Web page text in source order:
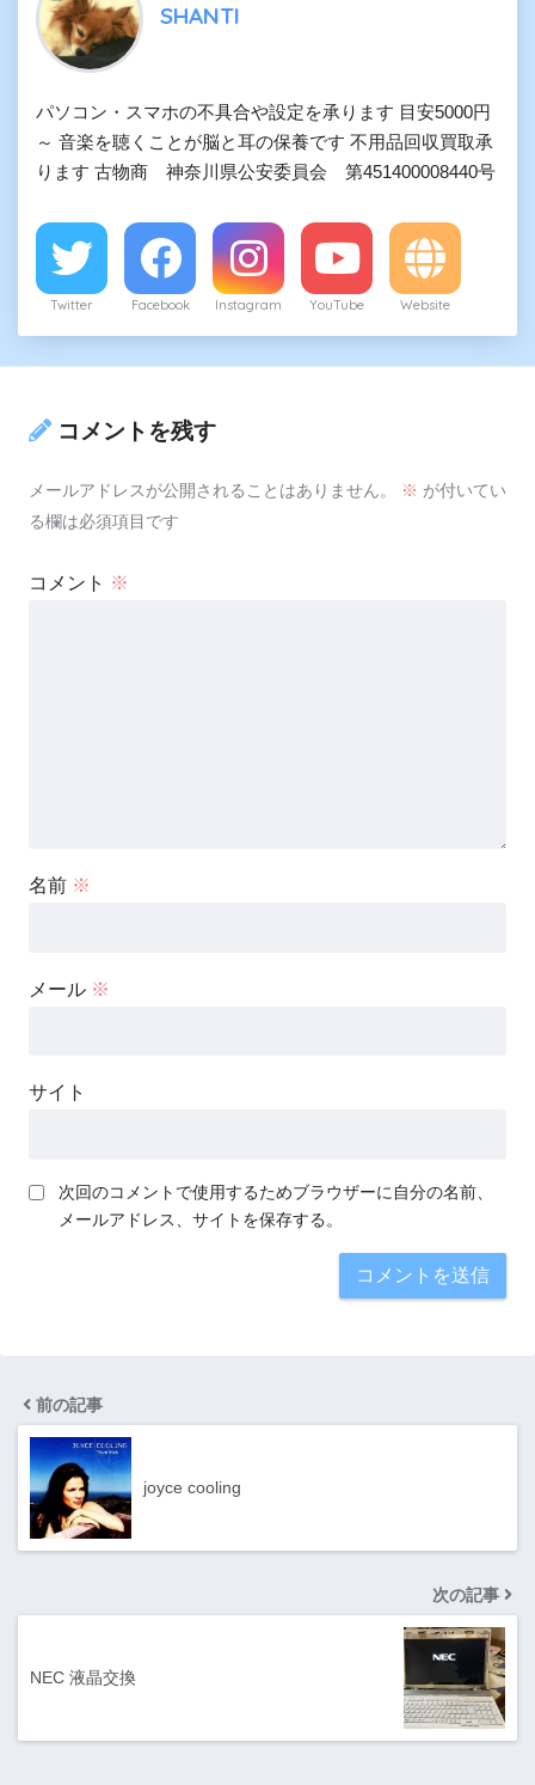
SHANTI
パソコン・スマホの不具合や設定を承ります 目安5000円
～ 音楽を聴くことが脳と耳の保養です 不用品回収買取承
ります 古物商 神奈川県公安委員会 第451400008440号
Twitter Facebook Instagram YouTube Website
コメントを残す
メールアドレスが公開されることはありません。 ※ が付いてい
る欄は必須項目です
コメント ※
名前 ※
メール ※
サイト
次回のコメントで使用するためブラウザーに自分の名前、
メールアドレス、サイトを保存する。
前の記事
joyce cooling
次の記事
NEC 液晶交換